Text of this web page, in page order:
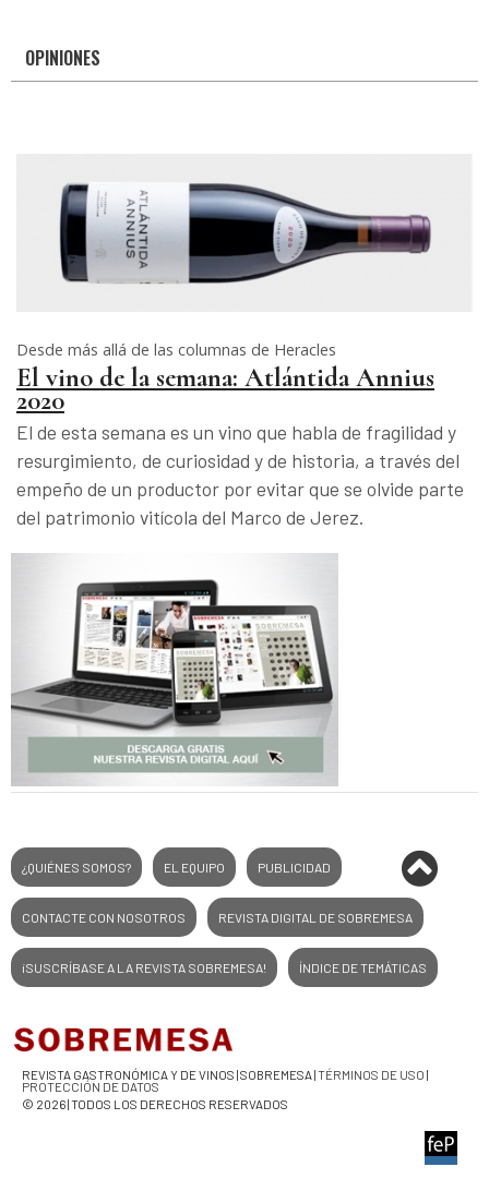
OPINIONES
Desde más allá de las columnas de Heracles
El vino de la semana: Atlántida Annius
2020
El de esta semana es un vino que habla de fragilidad y
resurgimiento, de curiosidad y de historia, a través del
empeño de un productor por evitar que se olvide parte
del patrimonio vitícola del Marco de Jerez.
¿QUIÉNES SOMOS? EL EQUIPO PUBLICIDAD
CONTACTE CON NOSOTROS REVISTA DIGITAL DE SOBREMESA
¡SUSCRÍBASE A LA REVISTA SOBREMESA! ÍNDICE DE TEMÁTICAS
REVISTA GASTRONÓMICA Y DE VINOS | SOBREMESA |TÉRMINOS DE USO |
PROTECCIÓN DE DATOS
© 2026 | TODOS LOS DERECHOS RESERVADOS